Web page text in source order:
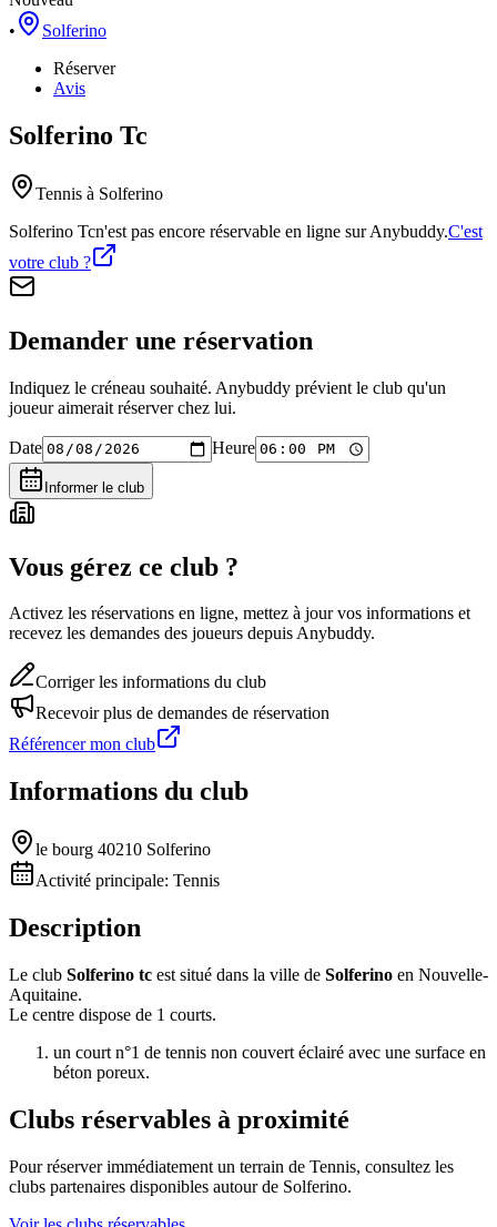
•
Solferino
Réserver
Avis
Solferino Tc
Tennis à Solferino
Solferino Tcn'est pas encore réservable en ligne sur Anybuddy.C'est
votre club ?
Demander une réservation
Indiquez le créneau souhaité. Anybuddy prévient le club qu'un
joueur aimerait réserver chez lui.
Date Heure
Informer le club
Vous gérez ce club ?
Activez les réservations en ligne, mettez à jour vos informations et
recevez les demandes des joueurs depuis Anybuddy.
Corriger les informations du club
Recevoir plus de demandes de réservation
Référencer mon club
Informations du club
le bourg 40210 Solferino
Activité principale: Tennis
Description
Le club Solferino tc est situé dans la ville de Solferino en Nouvelle-
Aquitaine.
Le centre dispose de 1 courts.
un court n°1 de tennis non couvert éclairé avec une surface en
béton poreux.
Clubs réservables à proximité
Pour réserver immédiatement un terrain de Tennis, consultez les
clubs partenaires disponibles autour de Solferino.